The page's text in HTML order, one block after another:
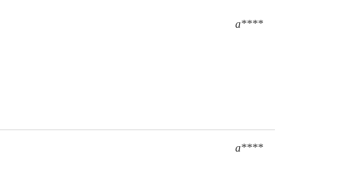
a****
a****